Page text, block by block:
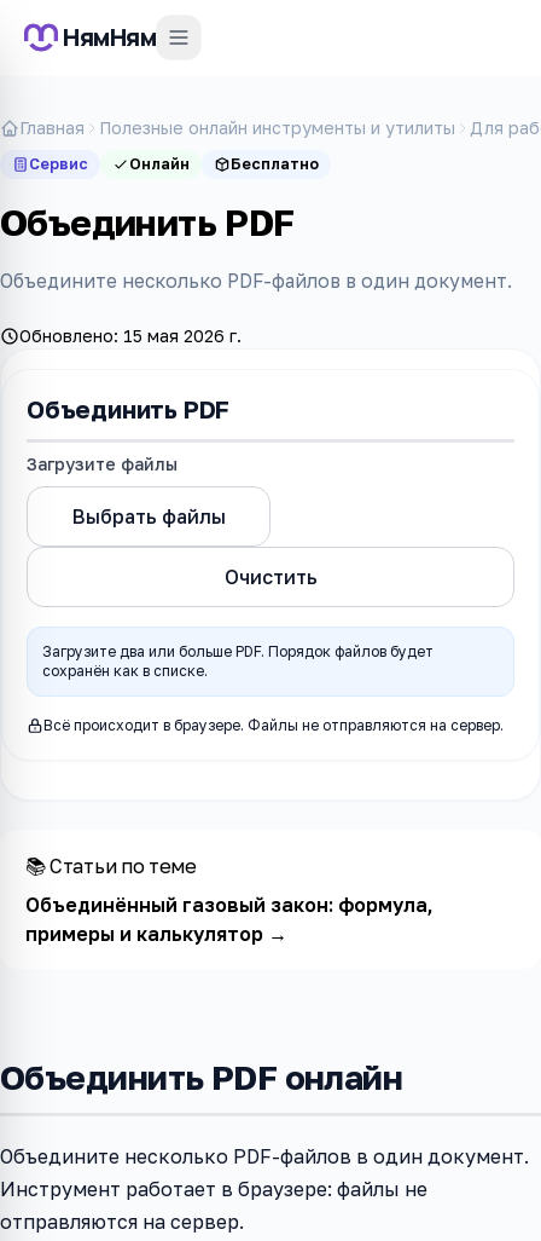
НямНям
Главная Полезные онлайн инструменты и утилиты Для
Сервис Онлайн Бесплатно
Объединить PDF
Объедините несколько PDF-файлов в один документ.
Обновлено: 15 мая 2026 г.
Объединить PDF
Загрузите файлы
Выбрать файлы
Очистить
Загрузите два или больше PDF. Порядок файлов будет
сохранён как в списке.
Всё происходит в браузере. Файлы не отправляются на сервер.
📚 Статьи по теме
Объединённый газовый закон: формула,
примеры и калькулятор→
Объединить PDF онлайн
Объедините несколько PDF-файлов в один документ.
Инструмент работает в браузере: файлы не
отправляются на сервер.